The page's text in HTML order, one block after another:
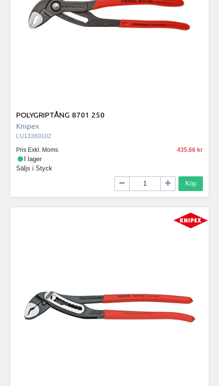
POLYGRIPTÅNG 8701 250
Knipex
LU13360102
Pris Exkl. Moms
435.66
I lager
Säljs i Styck
Köp